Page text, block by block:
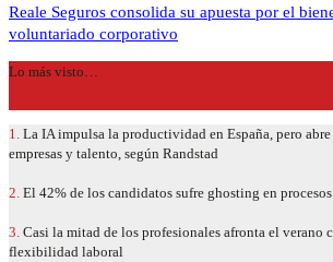
Reale Seguros consolida su apuesta por el
voluntariado corporativo
Lo más visto…
1. La IA impulsa la productividad en España, pero
empresas y talento, según Randstad
2. El 42% de los candidatos sufre ghosting en
3. Casi la mitad de los profesionales afronta el verano
flexibilidad laboral